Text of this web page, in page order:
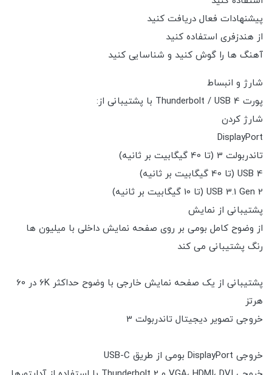
پیشنهادات فعال دریافت کنید
از هندزفری استفاده کنید
آهنگ ها را گوش کنید و شناسایی کنید
شارژ و انبساط
پورت Thunderbolt / USB 4 با پشتیبانی از:
شارژ کردن
DisplayPort
تاندربولت 3 (تا 40 گیگابیت بر ثانیه)
USB 4 (تا 40 گیگابیت بر ثانیه)
USB 3.1 Gen 2 (تا 10 گیگابیت بر ثانیه)
پشتیبانی از نمایش
از وضوح کامل بومی بر روی صفحه نمایش داخلی با میلیون ها
رنگ پشتیبانی می کند
پشتیبانی از یک صفحه نمایش خارجی با وضوح حداکثر 6K در 60
هرتز
خروجی تصویر دیجیتال تاندربولت 3
خروجی DisplayPort بومی از طریق USB-C